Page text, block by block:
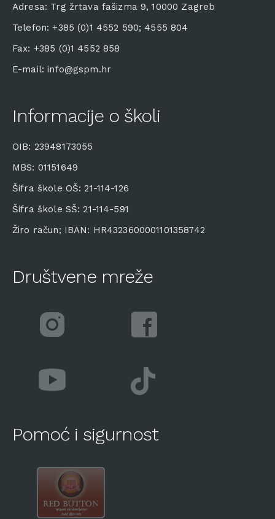
Adresa: Trg žrtava fašizma 9, 10000 Zagreb
Telefon: +385 (0)1 4552 590; 4555 804
Fax: +385 (0)1 4552 858
E-mail: info@gspm.hr
Informacije o školi
OIB: 23948173055
MBS: 01151649
Šifra škole OŠ: 21-114-126
Šifra škole SŠ: 21-114-591
Žiro račun; IBAN: HR4323600001101358742
Društvene mreže
Pomoć i sigurnost